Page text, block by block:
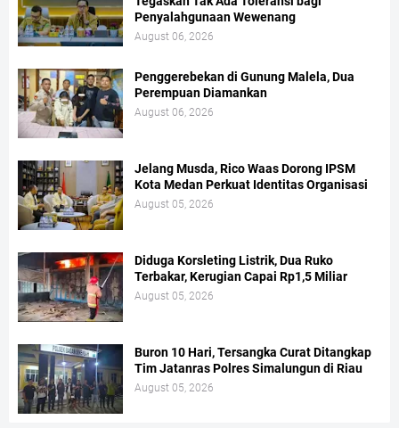
Penyalahgunaan Wewenang
August 06, 2026
Penggerebekan di Gunung Malela, Dua
Perempuan Diamankan
August 06, 2026
Jelang Musda, Rico Waas Dorong IPSM
Kota Medan Perkuat Identitas Organisasi
August 05, 2026
Diduga Korsleting Listrik, Dua Ruko
Terbakar, Kerugian Capai Rp1,5 Miliar
August 05, 2026
Buron 10 Hari, Tersangka Curat Ditangkap
Tim Jatanras Polres Simalungun di Riau
August 05, 2026